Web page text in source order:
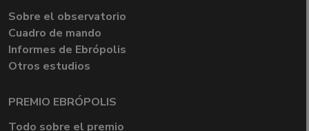
Sobre el observatorio
Cuadro de mando
Informes de Ebrópolis
Otros estudios
PREMIO EBRÓPOLIS
Todo sobre el premio